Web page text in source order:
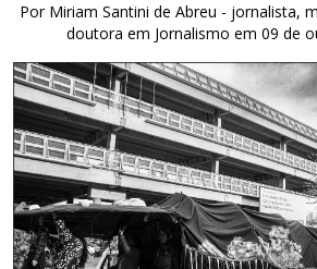
Por Miriam Santini de Abreu - jornalista,
doutora em Jornalismo em 09 de